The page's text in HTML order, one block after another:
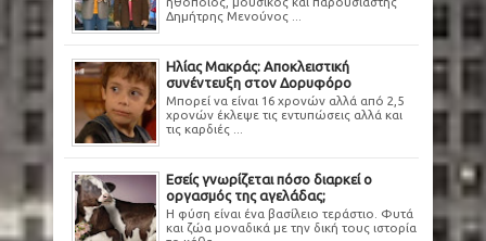
Δημήτρης Μενούνος ...
Ηλίας Μακράς: Αποκλειστική
συνέντευξη στον Δορυφόρο
Μπορεί να είναι 16 χρονών αλλά από 2,5
χρονών έκλεψε τις εντυπώσεις αλλά και
τις καρδιές ...
Εσείς γνωρίζεται πόσο διαρκεί ο
οργασμός της αγελάδας;
Η φύση είναι ένα βασίλειο τεράστιο. Φυτά
και ζώα μοναδικά με την δική τους ιστορία